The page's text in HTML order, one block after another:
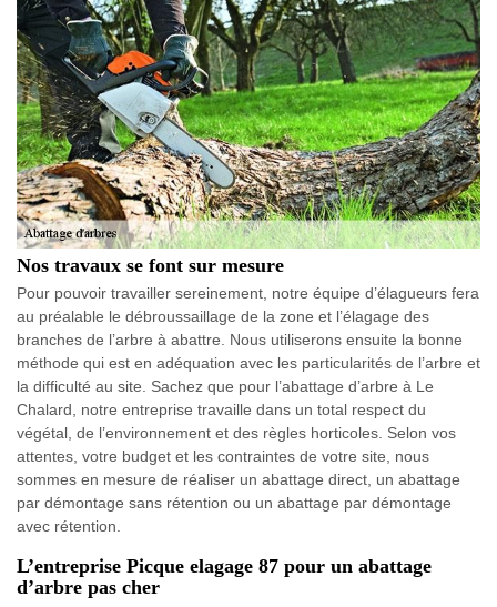
Nos travaux se font sur mesure
Pour pouvoir travailler sereinement, notre équipe d’élagueurs fera
au préalable le débroussaillage de la zone et l’élagage des
branches de l’arbre à abattre. Nous utiliserons ensuite la bonne
méthode qui est en adéquation avec les particularités de l’arbre et
la difficulté au site. Sachez que pour l’abattage d’arbre à Le
Chalard, notre entreprise travaille dans un total respect du
végétal, de l’environnement et des règles horticoles. Selon vos
attentes, votre budget et les contraintes de votre site, nous
sommes en mesure de réaliser un abattage direct, un abattage
par démontage sans rétention ou un abattage par démontage
avec rétention.
L’entreprise Picque elagage 87 pour un abattage
d’arbre pas cher